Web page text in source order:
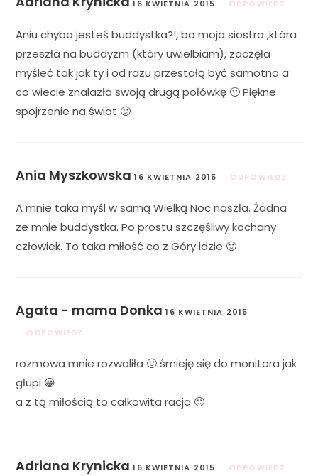
16 KWIETNIA 2015 ODPOWIEDZ
Aniu chyba jesteś buddystka?!, bo moja siostra ,która
przeszła na buddyzm (który uwielbiam), zaczęła
myśleć tak jak ty i od razu przestałą być samotna a
co wiecie znalazła swoją drugą połówkę 🙂 Piękne
spojrzenie na świat 🙂
Ania Myszkowska 16 KWIETNIA 2015 ODPOWIEDZ
A mnie taka myśl w samą Wielką Noc naszła. Żadna
ze mnie buddystka. Po prostu szczęśliwy kochany
człowiek. To taka miłość co z Góry idzie 🙂
Agata - mama Donka 16 KWIETNIA 2015
ODPOWIEDZ
rozmowa mnie rozwaliła 🙂 śmieję się do monitora jak
głupi 😀
a z tą miłością to całkowita racja 🙂
Adriana Krynicka 16 KWIETNIA 2015 ODPOWIEDZ